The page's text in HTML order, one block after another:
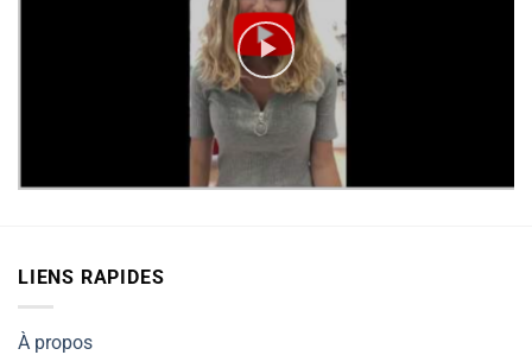
LIENS RAPIDES
À propos